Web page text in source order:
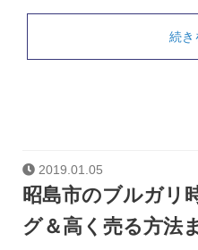
続き
2019.01.05
昭島市のブルガリ
グ＆高く売る方法